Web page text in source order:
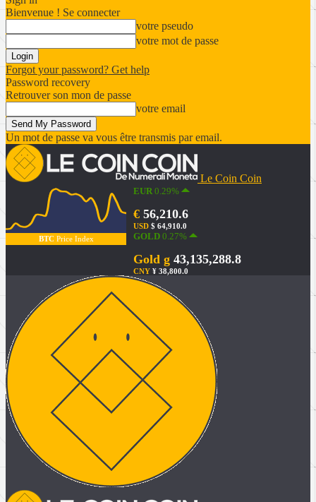
Bienvenue ! Se connecter
votre pseudo
votre mot de passe
Forgot your password? Get help
Password recovery
Retrouver son mon de passe
votre email
Un mot de passe va vous être transmis par email.
Le Coin Coin
BTCPrice Index
EUR0.29%
€ 56,210.6
USD $ 64,910.0
GOLD 0.27%
Gold g 43,135,288.8
CNY ¥ 38,800.0